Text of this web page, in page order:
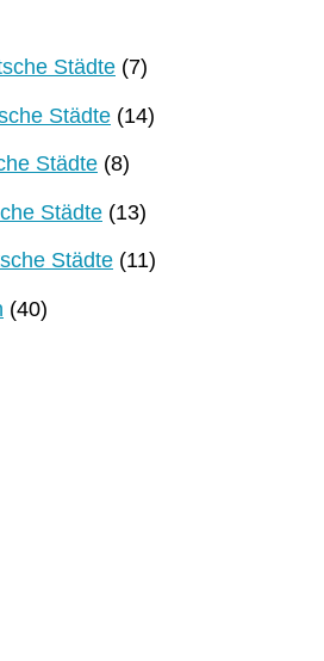
Städte (7)
Städte (14)
Städte (8)
Städte (13)
Städte (11)
(40)